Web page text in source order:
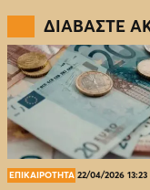
ΔΙΑΒΑΣΤΕ
ΕΠΙΚΑΙΡΟΤΗΤΑ 22/04/2026 13:23